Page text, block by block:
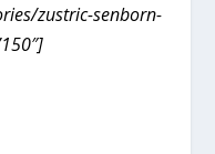
zustric-senborn-